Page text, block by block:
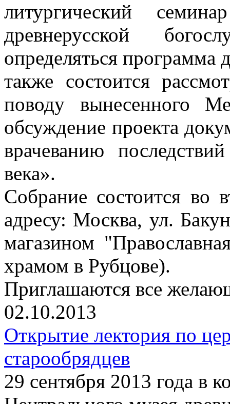
литургический
древнерусской
определяться
также состоится
поводу вынесенного
обсуждение проекта
врачеванию
века».
Собрание состоится во
адресу: Москва, ул.
магазином
храмом в Рубцове).
Приглашаются все
02.10.2013
Открытие лектория по
старообрядцев
29 сентября 2013 года в